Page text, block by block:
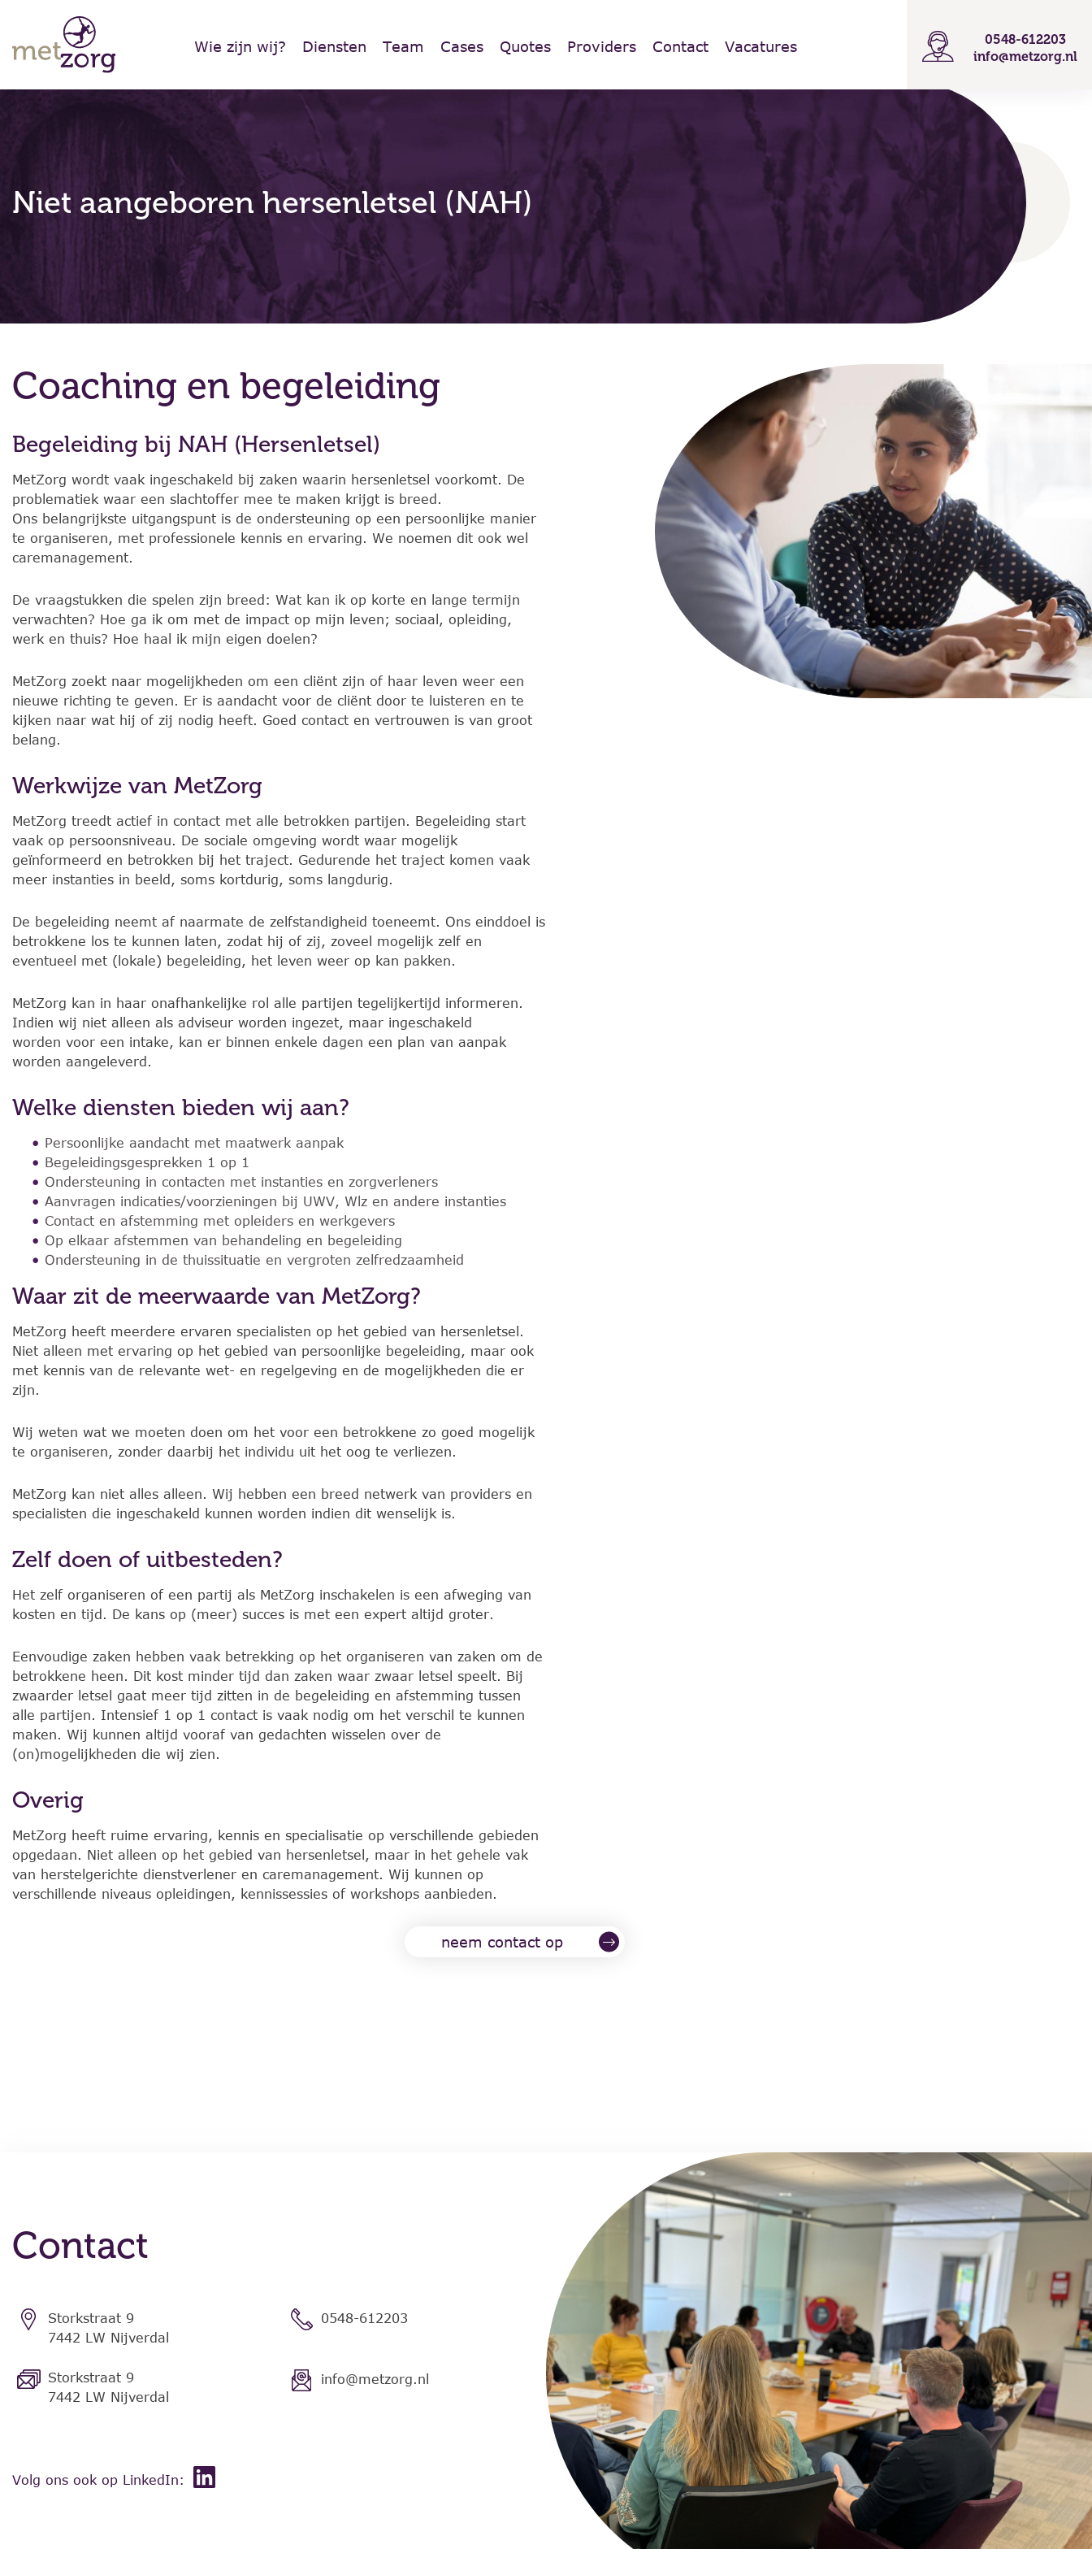
Wie zijn wij? Diensten Team Cases Quotes Providers Contact Vacatures
0548-612203
info@metzorg.nl
Niet aangeboren hersenletsel (NAH)
Coaching en begeleiding
Begeleiding bij NAH (Hersenletsel)
MetZorg wordt vaak ingeschakeld bij zaken waarin hersenletsel voorkomt. De
problematiek waar een slachtoffer mee te maken krijgt is breed.
Ons belangrijkste uitgangspunt is de ondersteuning op een persoonlijke manier
te organiseren, met professionele kennis en ervaring. We noemen dit ook wel
caremanagement.
De vraagstukken die spelen zijn breed: Wat kan ik op korte en lange termijn
verwachten? Hoe ga ik om met de impact op mijn leven; sociaal, opleiding,
werk en thuis? Hoe haal ik mijn eigen doelen?
MetZorg zoekt naar mogelijkheden om een cliënt zijn of haar leven weer een
nieuwe richting te geven. Er is aandacht voor de cliënt door te luisteren en te
kijken naar wat hij of zij nodig heeft. Goed contact en vertrouwen is van groot
belang.
Werkwijze van MetZorg
MetZorg treedt actief in contact met alle betrokken partijen. Begeleiding start
vaak op persoonsniveau. De sociale omgeving wordt waar mogelijk
geïnformeerd en betrokken bij het traject. Gedurende het traject komen vaak
meer instanties in beeld, soms kortdurig, soms langdurig.
De begeleiding neemt af naarmate de zelfstandigheid toeneemt. Ons einddoel is
betrokkene los te kunnen laten, zodat hij of zij, zoveel mogelijk zelf en
eventueel met (lokale) begeleiding, het leven weer op kan pakken.
MetZorg kan in haar onafhankelijke rol alle partijen tegelijkertijd informeren.
Indien wij niet alleen als adviseur worden ingezet, maar ingeschakeld
worden voor een intake, kan er binnen enkele dagen een plan van aanpak
worden aangeleverd.
Welke diensten bieden wij aan?
Persoonlijke aandacht met maatwerk aanpak
Begeleidingsgesprekken 1 op 1
Ondersteuning in contacten met instanties en zorgverleners
Aanvragen indicaties/voorzieningen bij UWV, Wlz en andere instanties
Contact en afstemming met opleiders en werkgevers
Op elkaar afstemmen van behandeling en begeleiding
Ondersteuning in de thuissituatie en vergroten zelfredzaamheid
Waar zit de meerwaarde van MetZorg?
MetZorg heeft meerdere ervaren specialisten op het gebied van hersenletsel.
Niet alleen met ervaring op het gebied van persoonlijke begeleiding, maar ook
met kennis van de relevante wet- en regelgeving en de mogelijkheden die er
zijn.
Wij weten wat we moeten doen om het voor een betrokkene zo goed mogelijk
te organiseren, zonder daarbij het individu uit het oog te verliezen.
MetZorg kan niet alles alleen. Wij hebben een breed netwerk van providers en
specialisten die ingeschakeld kunnen worden indien dit wenselijk is.
Zelf doen of uitbesteden?
Het zelf organiseren of een partij als MetZorg inschakelen is een afweging van
kosten en tijd. De kans op (meer) succes is met een expert altijd groter.
Eenvoudige zaken hebben vaak betrekking op het organiseren van zaken om de
betrokkene heen. Dit kost minder tijd dan zaken waar zwaar letsel speelt. Bij
zwaarder letsel gaat meer tijd zitten in de begeleiding en afstemming tussen
alle partijen. Intensief 1 op 1 contact is vaak nodig om het verschil te kunnen
maken. Wij kunnen altijd vooraf van gedachten wisselen over de
(on)mogelijkheden die wij zien.
Overig
MetZorg heeft ruime ervaring, kennis en specialisatie op verschillende gebieden
opgedaan. Niet alleen op het gebied van hersenletsel, maar in het gehele vak
van herstelgerichte dienstverlener en caremanagement. Wij kunnen op
verschillende niveaus opleidingen, kennissessies of workshops aanbieden.
neem contact op
Contact
Storkstraat 9
7442 LW Nijverdal
Storkstraat 9
7442 LW Nijverdal
0548-612203
info@metzorg.nl
Volg ons ook op LinkedIn: